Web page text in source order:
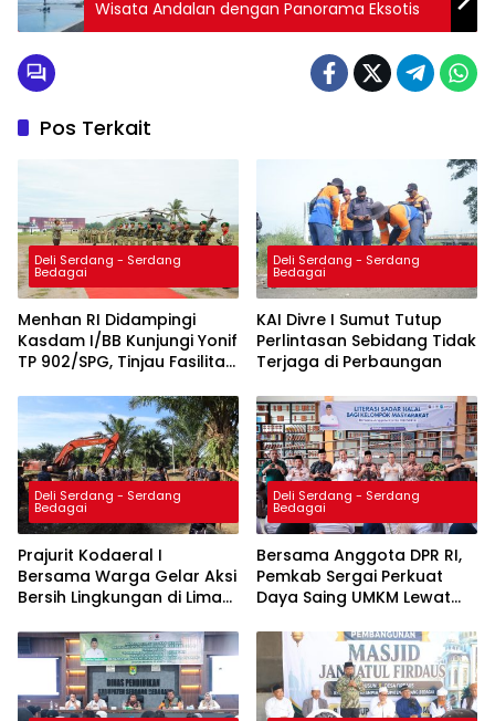
Wisata Andalan dengan Panorama Eksotis
Pos Terkait
Deli Serdang - Serdang
Bedagai
Menhan RI Didampingi
Kasdam I/BB Kunjungi Yonif
TP 902/SPG, Tinjau Fasilitas
Deli Serdang - Serdang
Bedagai
KAI Divre I Sumut Tutup
Perlintasan Sebidang Tidak
Terjaga di Perbaungan
Deli Serdang - Serdang
Bedagai
Prajurit Kodaeral I
Bersama Warga Gelar Aksi
Bersih Lingkungan di Limau
Deli Serdang - Serdang
Bedagai
Bersama Anggota DPR RI,
Pemkab Sergai Perkuat
Daya Saing UMKM Lewat
Halal